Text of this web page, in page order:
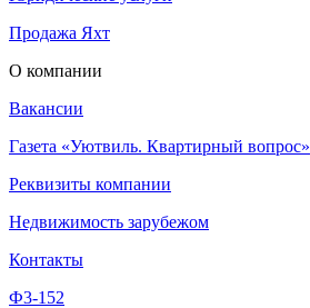
Продажа Яхт
О компании
Вакансии
Газета «Уютвиль. Квартирный вопрос»
Реквизиты компании
Недвижимость зарубежом
Контакты
Ф3-152